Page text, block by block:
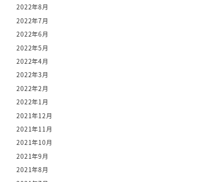
2022年8月
2022年7月
2022年6月
2022年5月
2022年4月
2022年3月
2022年2月
2022年1月
2021年12月
2021年11月
2021年10月
2021年9月
2021年8月